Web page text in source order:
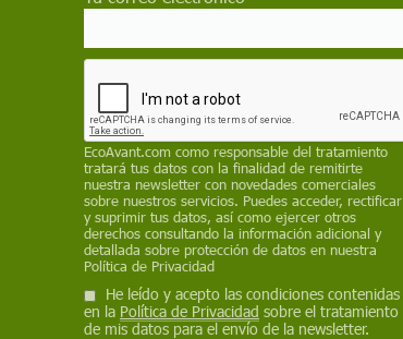
endocrinas”.
se pregunta públicamente André Cicolella ,
Ambiental
“
Los análisis bacteriológicos ya
problema hoy es la contaminación del agua
de análisis que se utilizan son
los parámetros de la toxicidad del agua.
debido a que se trata sólo de trazas
la acción hormonal de las SAE puede
bajas.
EcoAvant.com como responsable del tratamiento
tratará tus datos con la finalidad de remitirte
nuestra newsletter con novedades comerciales
sobre nuestros servicios. Puedes acceder, rectificar
y suprimir tus datos, así como ejercer otros
derechos consultando la información adicional y
detallada sobre protección de datos en nuestra
Política de Privacidad
He leído y acepto las condiciones contenidas
en la Política de Privacidad sobre el tratamiento
de mis datos para el envío de la newsletter.